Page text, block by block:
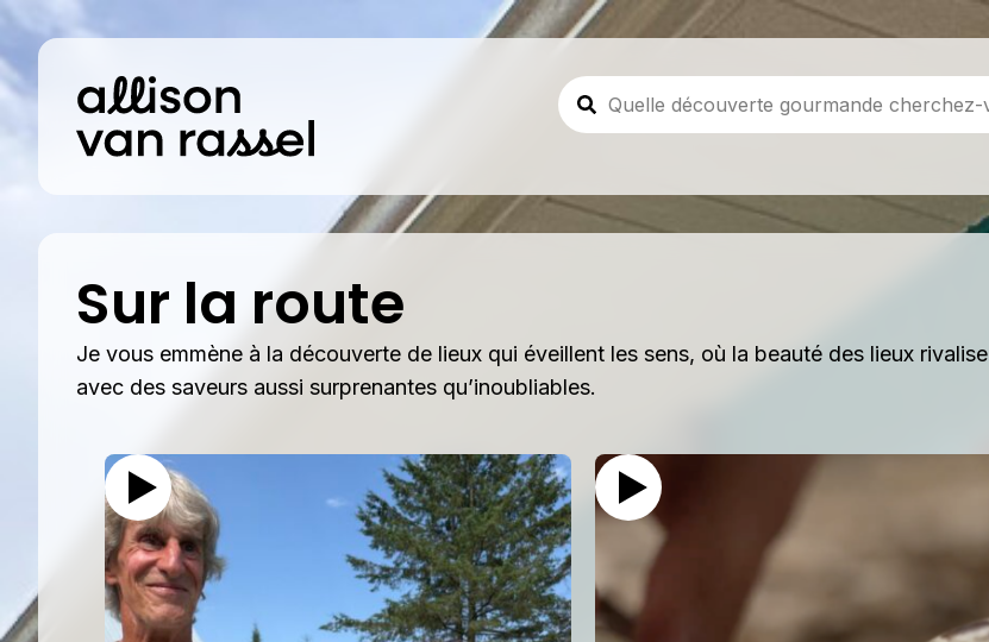
Sur la route
Je vous emmène à la découverte de lieux qui éveillent les sens, où la beauté des lieux rivalise
avec des saveurs aussi surprenantes qu’inoubliables.